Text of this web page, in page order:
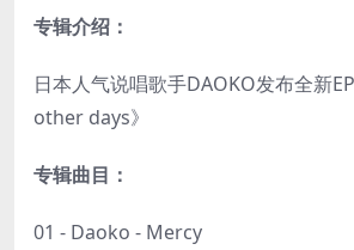
专辑介绍：
日本人气说唱歌手DAOKO发布全新
other days》
专辑曲目：
01 - Daoko - Mercy